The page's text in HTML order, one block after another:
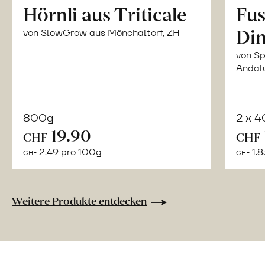
Hörnli aus Triticale
von SlowGrow aus Mönchaltorf, ZH
800g
CHF 19.90
CHF 2.49 pro 100g
von
2 x
CHF
CHF
Weitere Produkte entdecken